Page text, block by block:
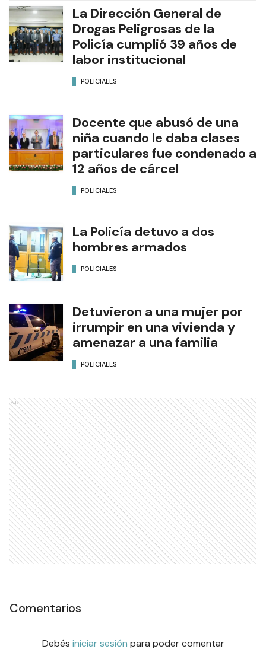
La Dirección General de
Drogas Peligrosas de la
Policía cumplió 39 años de
labor institucional
POLICIALES
Docente que abusó de una
niña cuando le daba clases
particulares fue condenado a
12 años de cárcel
POLICIALES
La Policía detuvo a dos
hombres armados
POLICIALES
Detuvieron a una mujer por
irrumpir en una vivienda y
amenazar a una familia
POLICIALES
Ads
Comentarios
Debés iniciar sesión para poder comentar